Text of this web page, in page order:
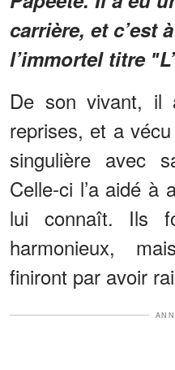
carrière, et c’est
l’immortel titre
De son vivant, il
reprises, et a
singulière avec
Celle-ci l’a aidé à
lui connaît. Ils
harmonieux,
finiront par avoir